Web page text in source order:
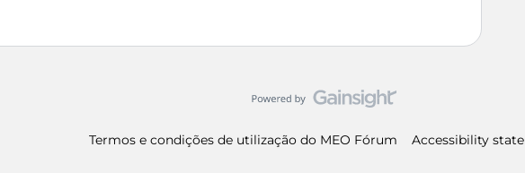
Termos e condições de utilização do MEO Fórum Accessibility